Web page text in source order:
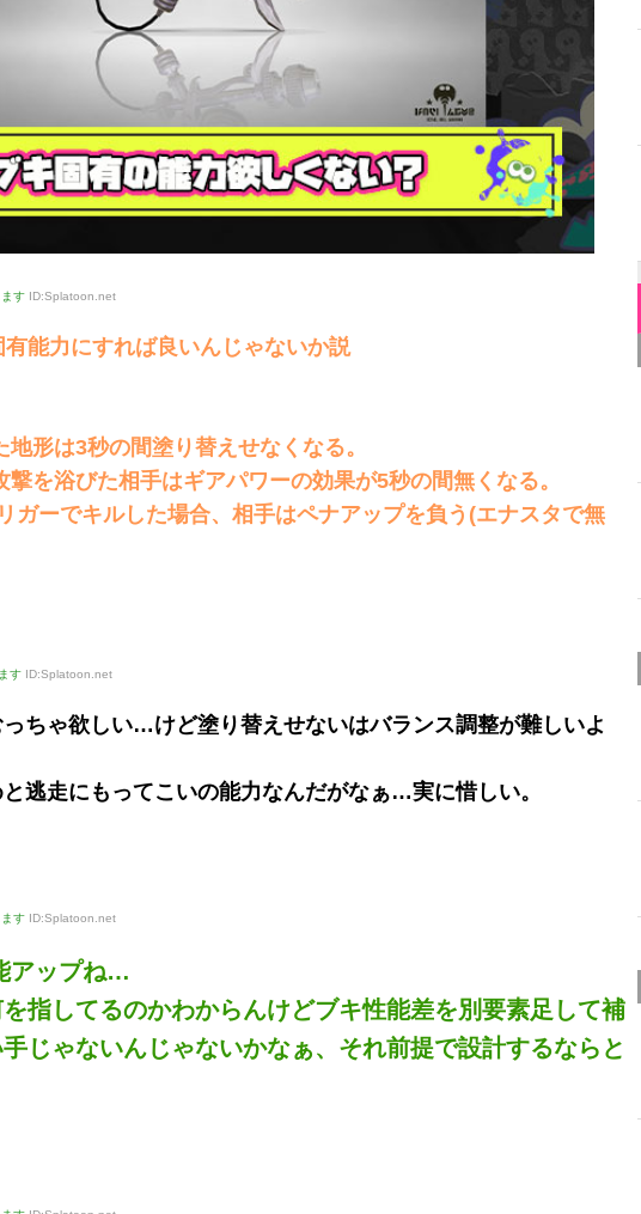
す ID:Splatoon.net
能力にすれば良いんじゃないか説
形は3秒の間塗り替えせなくなる。
を浴びた相手はギアパワーの効果が5秒の間無くなる。
ガーでキルした場合、相手はペナアップを負う(エナスタで無
す ID:Splatoon.net
ちゃ欲しい…けど塗り替えせないはバランス調整が難しいよ
逃走にもってこいの能力なんだがなぁ…実に惜しい。
す ID:Splatoon.net
アップね…
指してるのかわからんけどブキ性能差を別要素足して補
じゃないんじゃないかなぁ、それ前提で設計するならと